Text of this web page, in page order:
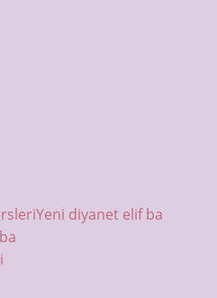
Yeni diyanet elif ba